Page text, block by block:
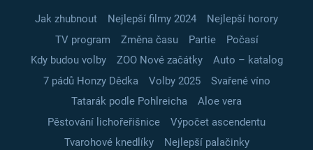
Jak zhubnout Nejlepší filmy 2024
Nejlepší horory
TV program
Změna času Partie
Počasí
Kdy budou volby
ZOO Nové začátky
Auto – katalog
7 pádů Honzy Dědka
Volby 2025
Svařené víno
Tatarák podle Pohlreicha
Aloe vera
Pěstování lichořeřišnice
Výpočet ascendentu
Tvarohové knedlíky
Nejlepší palačinky